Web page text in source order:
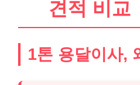
견적 비교
1톤 용달이사,